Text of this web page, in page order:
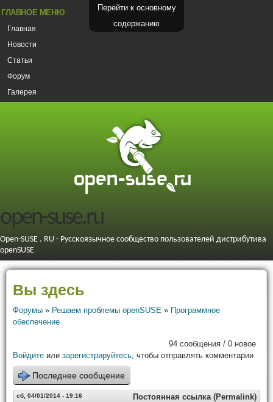
Перейти к основному
содержанию
ГЛАВНОЕ МЕНЮ
Главная
Новости
Статьи
Форум
Галерея
open-suse.ru
Open-SUSE . RU - Русскоязычное сообщество пользователей дистрибутива
openSUSE
Вы здесь
Форумы » Решаем проблемы openSUSE » Программное
обеспечение
94 сообщения / 0 новое
Войдите или зарегистрируйтесь, чтобы отправлять комментарии
Последнее сообщение
сб, 04/01/2014 - 19:16 Постоянная ссылка (Permalink)